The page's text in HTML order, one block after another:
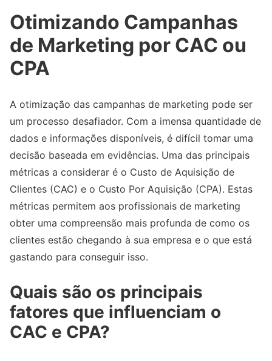
Otimizando Campanhas
de Marketing por CAC ou
CPA
A otimização das campanhas de marketing pode ser
um processo desafiador. Com a imensa quantidade de
dados e informações disponíveis, é difícil tomar uma
decisão baseada em evidências. Uma das principais
métricas a considerar é o Custo de Aquisição de
Clientes (CAC) e o Custo Por Aquisição (CPA). Estas
métricas permitem aos profissionais de marketing
obter uma compreensão mais profunda de como os
clientes estão chegando à sua empresa e o que está
gastando para conseguir isso.
Quais são os principais
fatores que influenciam o
CAC e CPA?